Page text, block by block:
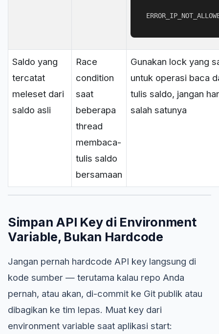
Saldo yang
tercatat
meleset dari
saldo asli
Race
condition
saat
beberapa
thread
membaca-
tulis saldo
bersamaan
Gunakan lock yang
untuk operasi baca
tulis saldo, jangan
salah satunya
Simpan API Key di Environment
Variable, Bukan Hardcode
Jangan pernah hardcode API key langsung di
kode sumber — terutama kalau repo Anda
pernah, atau akan, di-commit ke Git publik atau
dibagikan ke tim lepas. Muat key dari
environment variable saat aplikasi start: